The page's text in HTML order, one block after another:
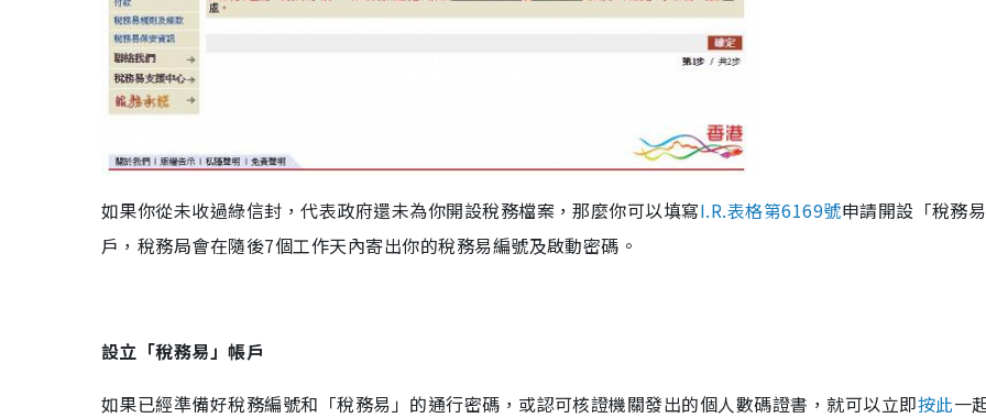
如果你從未收過綠信封，代表政府還未為你開設稅務檔案，那麼你可以填寫I.R.表格第6169號申請開設「稅務
戶，稅務局會在隨後7個工作天內寄出你的稅務易編號及啟動密碼。
設立「稅務易」帳戶
如果已經準備好稅務編號和「稅務易」的通行密碼，或認可核證機關發出的個人數碼證書，就可以立即按此一